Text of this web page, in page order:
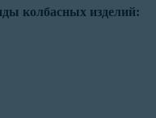
колбасных изделий: